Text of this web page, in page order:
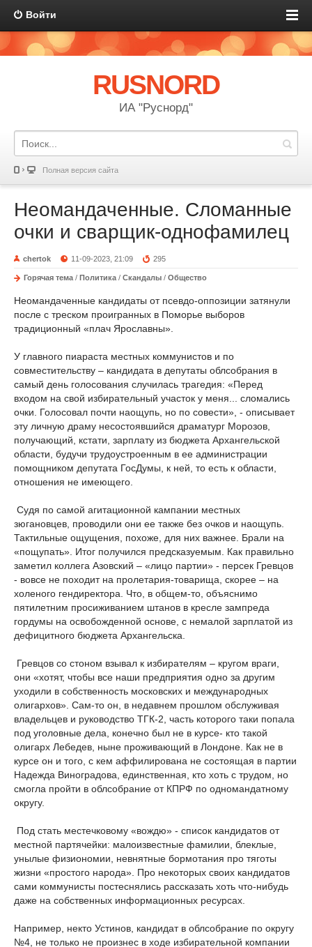
Войти
RUSNORD
ИА "Руснорд"
Полная версия сайта
Неомандаченные. Сломанные
очки и сварщик-однофамилец
chertok 11-09-2023, 21:09 295
Горячая тема / Политика / Скандалы / Общество
Неомандаченные кандидаты от псевдо-оппозиции затянули
после с треском проигранных в Поморье выборов
традиционный «плач Ярославны».
У главного пиараста местных коммунистов и по
совместительству – кандидата в депутаты облсобрания в
самый день голосования случилась трагедия: «Перед
входом на свой избирательный участок у меня... сломались
очки. Голосовал почти наощупь, но по совести», - описывает
эту личную драму несостоявшийся драматург Морозов,
получающий, кстати, зарплату из бюджета Архангельской
области, будучи трудоустроенным в ее администрации
помощником депутата ГосДумы, к ней, то есть к области,
отношения не имеющего.
Судя по самой агитационной кампании местных
зюгановцев, проводили они ее также без очков и наощупь.
Тактильные ощущения, похоже, для них важнее. Брали на
«пощупать». Итог получился предсказуемым. Как правильно
заметил коллега Азовский – «лицо партии» - персек Гревцов
- вовсе не походит на пролетария-товарища, скорее – на
холеного гендиректора. Что, в общем-то, объяснимо
пятилетним просиживанием штанов в кресле зампреда
гордумы на освобожденной основе, с немалой зарплатой из
дефицитного бюджета Архангельска.
Гревцов со стоном взывал к избирателям – кругом враги,
они «хотят, чтобы все наши предприятия одно за другим
уходили в собственность московских и международных
олигархов». Сам-то он, в недавнем прошлом обслуживая
владельцев и руководство ТГК-2, часть которого таки попала
под уголовные дела, конечно был не в курсе- кто такой
олигарх Лебедев, ныне проживающий в Лондоне. Как не в
курсе он и того, с кем аффилирована не состоящая в партии
Надежда Виноградова, единственная, кто хоть с трудом, но
смогла пройти в облсобрание от КПРФ по одномандатному
округу.
Под стать местечковому «вождю» - список кандидатов от
местной партячейки: малоизвестные фамилии, блеклые,
унылые физиономии, невнятные бормотания про тяготы
жизни «простого народа». Про некоторых своих кандидатов
сами коммунисты постеснялись рассказать хоть что-нибудь
даже на собственных информационных ресурсах.
Например, некто Устинов, кандидат в облсобрание по округу
№4, не только не произнес в ходе избирательной компании